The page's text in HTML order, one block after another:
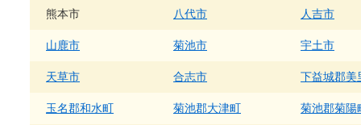
熊本市 八代市 人吉市
山鹿市 菊池市 宇土市
天草市 合志市 下益城郡美
玉名郡和水町 菊池郡大津町 菊池郡菊陽